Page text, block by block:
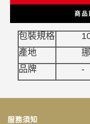
商品
包裝規格
產地
品牌
-
服務須知